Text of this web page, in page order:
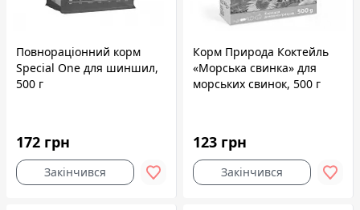
Повнораціонний корм
Speciаl One для шиншил,
500 г
172 грн
Закінчився
Корм Природа Коктейль
«Морська свинка» для
морських свинок, 500 г
123 грн
Закінчився